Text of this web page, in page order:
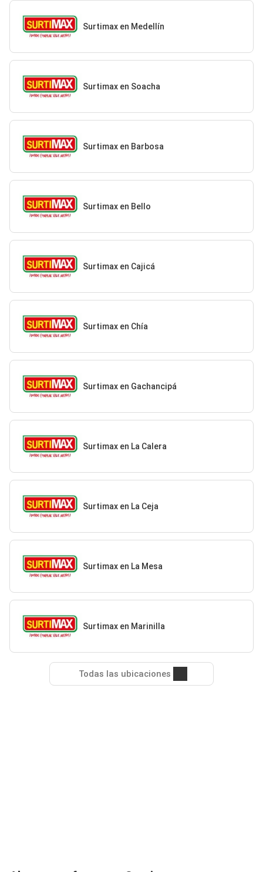
Surtimax en Medellín
Surtimax en Soacha
Surtimax en Barbosa
Surtimax en Bello
Surtimax en Cajicá
Surtimax en Chía
Surtimax en Gachancipá
Surtimax en La Calera
Surtimax en La Ceja
Surtimax en La Mesa
Surtimax en Marinilla
Todas las ubicaciones